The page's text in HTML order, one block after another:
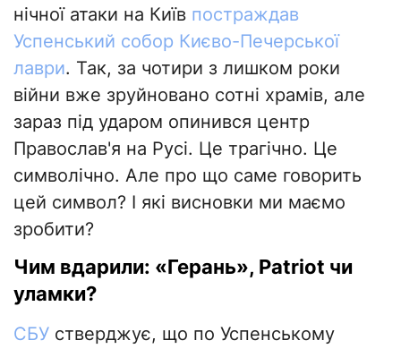
нічної атаки на Київ постраждав
Успенський собор Києво-Печерської
лаври. Так, за чотири з лишком роки
війни вже зруйновано сотні храмів, але
зараз під ударом опинився центр
Православ'я на Русі. Це трагічно. Це
символічно. Але про що саме говорить
цей символ? І які висновки ми маємо
зробити?
Чим вдарили: «Герань», Patriot чи
уламки?
СБУ стверджує, що по Успенському